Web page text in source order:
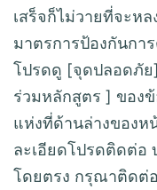
เสร็จก็ไม่วายที่จะห
มาตรการป้องกันกา
โปรดดู [จุดปลอดภัย
ร่วมหลักสูตร ] ของ
แห่งที่ด้านล่างของห
ละเอียดโปรดติดต่อ
โดยตรง กรุณาติดต่